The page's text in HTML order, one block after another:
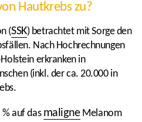
Hautkrebs zu?
(SSK) betrachtet mit Sorge den
Nach Hochrechnungen
erkranken in
(inkl. der ca. 20.000 in
auf das maligneMelanom